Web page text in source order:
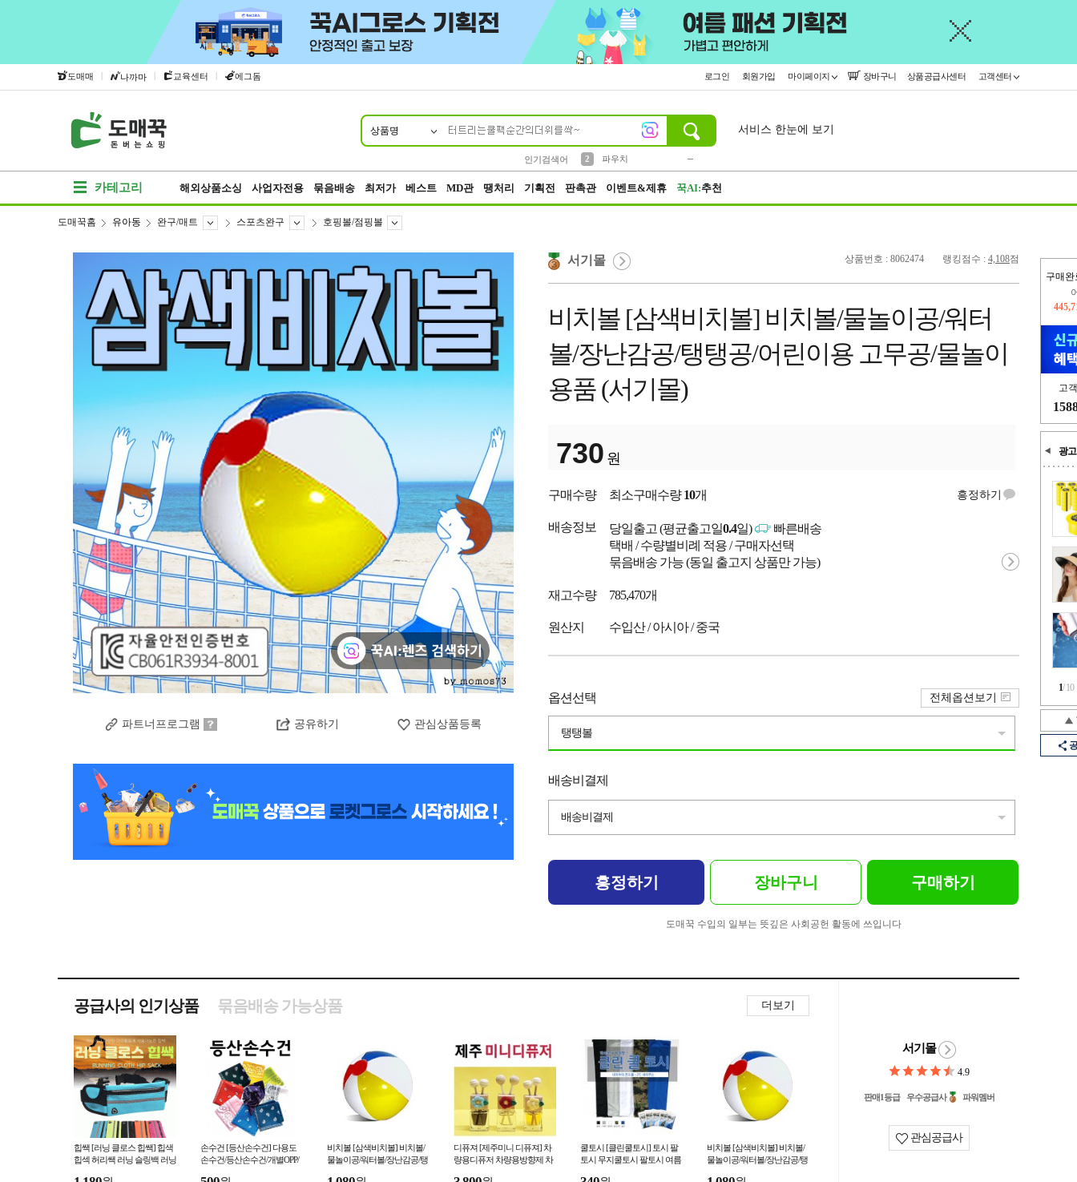
도매매 | 나까마 | 교육센터 | 에그돔 로그인 회원가입 마이페이지 장바구니 상품공급사센터 고객센터
상품명
인기검색어
2
파우치
서비스 한눈에 보기
카테고리 해외상품소싱 사업자전용 묶음배송 최저가 베스트 MD관 땡처리 기획전 판촉관 이벤트&제휴 꾹AI:추천
구매완
오
고
광고
1/10
도매꾹홈 유아동 완구/매트 스포츠완구 호핑볼/점핑볼
파트너프로그램 공유하기 관심상품등록
상품번호 : 8062474 랭킹점수 : 4,108점
서기몰
비치볼 [삼색비치볼] 비치볼/물놀이공/워터
볼/장난감공/탱탱공/어린이용 고무공/물놀이
용품 (서기몰)
730 원
구매수량 최소구매수량10개 흥정하기
배송정보 당일출고 (평균출고일0.4일)
빠른배송
택배 / 수량별비례 적용 / 구매자선택
묶음배송 가능 (동일 출고지 상품만 가능)
재고수량 785,470개
원산지 수입산 / 아시아 / 중국
옵션선택
탱탱볼
전체옵션보기
배송비결제
배송비결제
흥정하기 장바구니 구매하기
도매꾹 수입의 일부는 뜻깊은 사회공헌 활동에 쓰입니다
공급사의 인기상품 더보기
묶음배송 가능상품
힙쌕 [러닝 클로스 힙쌕] 힙색
힙섹 허리쌕 러닝 슬링백 러닝
손수건 [등산손수건] 다용도
손수건/등산손수건/개별OPP/
비치볼 [삼색비치볼] 비치볼/
물놀이공/워터볼/장난감공/탱
디퓨져 [제주미니 디퓨져] 차
량용디퓨저 차량용방향제 차
쿨토시 [클린쿨토시] 토시 팔
토시 무지쿨토시 팔토시 여름
비치볼 [삼색비치볼] 비치볼/
물놀이공/워터볼/장난감공/탱
서기몰
4.9
판매1등급 우수공급사 파워멤버
관심공급사